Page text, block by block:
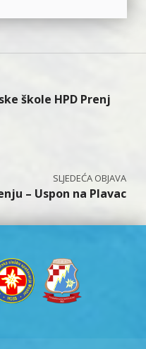
škole HPD Prenj
– Uspon na Plavac